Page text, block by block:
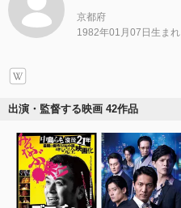
京都府
1982年01月07日生まれ
出演・監督する映画 42作品